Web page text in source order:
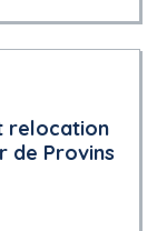
relocation
de Provins